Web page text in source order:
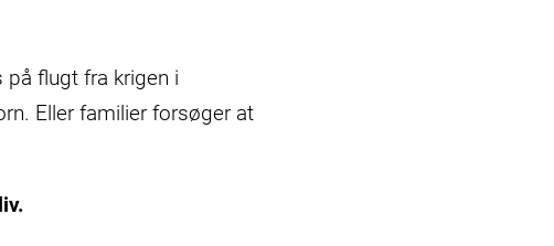
flugt fra krigen i
Eller familier forsøger at